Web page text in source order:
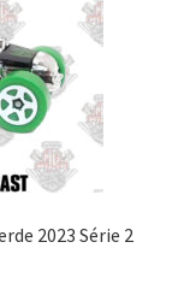
2023 Série 2